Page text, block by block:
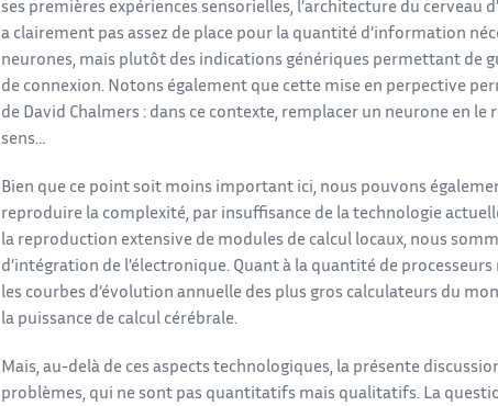
ses premières expériences sensorielles, l’architecture du cerveau
a clairement pas assez de place pour la quantité d’information
neurones, mais plutôt des indications génériques permettant de
de connexion. Notons également que cette mise en perpective
de David Chalmers : dans ce contexte, remplacer un neurone en
sens…
Bien que ce point soit moins important ici, nous pouvons
reproduire la complexité, par insuffisance de la technologie
la reproduction extensive de modules de calcul locaux, nous
d’intégration de l’électronique. Quant à la quantité de
les courbes d’évolution annuelle des plus gros calculateurs du
la puissance de calcul cérébrale.
Mais, au-delà de ces aspects technologiques, la présente
problèmes, qui ne sont pas quantitatifs mais qualitatifs. La